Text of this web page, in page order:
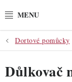
na
POTŘEBY
POMŮCKY
Dortové pomůcky
Důlkovač